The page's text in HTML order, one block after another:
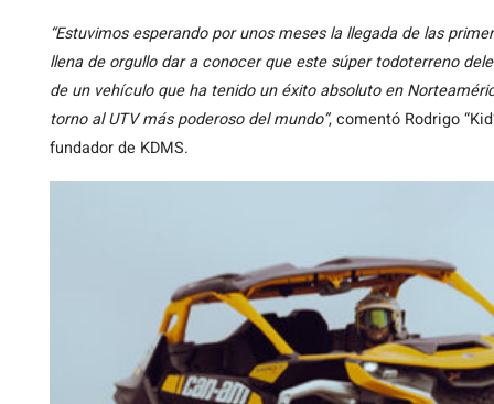
“Estuvimos esperando por unos meses la llegada de las
llena de orgullo dar a conocer que este súper todoterreno
de un vehículo que ha tenido un éxito absoluto en
torno al UTV más poderoso del mundo”, comentó Rodrigo
fundador de KDMS.